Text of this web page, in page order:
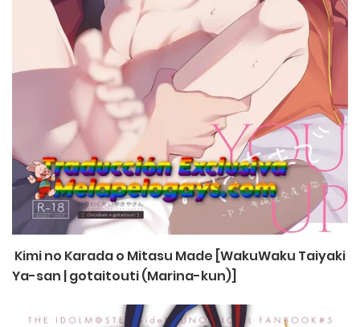
Kimi no Karada o Mitasu Made [WakuWaku Taiyaki
Ya-san | gotaitouti (Marina-kun)]